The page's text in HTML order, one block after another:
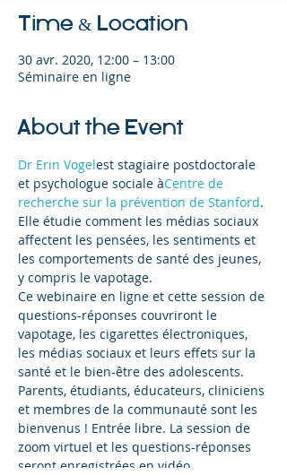
Time & Location
30 avr. 2020, 12:00 – 13:00
Séminaire en ligne
About the Event
Dr Erin Vogelest stagiaire postdoctorale
et psychologue sociale àCentre de
recherche sur la prévention de Stanford.
Elle étudie comment les médias sociaux
affectent les pensées, les sentiments et
les comportements de santé des jeunes,
y compris le vapotage.
Ce webinaire en ligne et cette session de
questions-réponses couvriront le
vapotage, les cigarettes électroniques,
les médias sociaux et leurs effets sur la
santé et le bien-être des adolescents.
Parents, étudiants, éducateurs, cliniciens
et membres de la communauté sont les
bienvenus ! Entrée libre. La session de
zoom virtuel et les questions-réponses
seront enregistrées en vidéo.